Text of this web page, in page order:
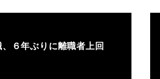
６年ぶりに離職者上回